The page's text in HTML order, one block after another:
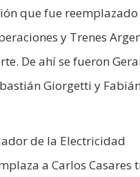
que fue
y Trenes
De ahí se fueron
Giorgetti y
de la Electricidad
a Carlos Casares